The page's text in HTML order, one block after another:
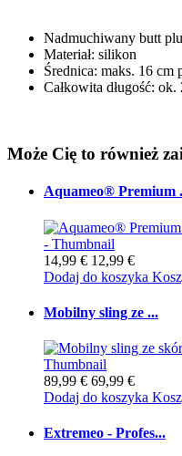
Nadmuchiwany butt
Materiał: silikon
Średnica: maks. 16 cm
Całkowita długość: ok.
Może Cię to również
Aquameo® Premium
14,99 € 12,99 €
Dodaj do koszyka
Mobilny sling ze ...
89,99 € 69,99 €
Dodaj do koszyka
Extremeo - Profes...